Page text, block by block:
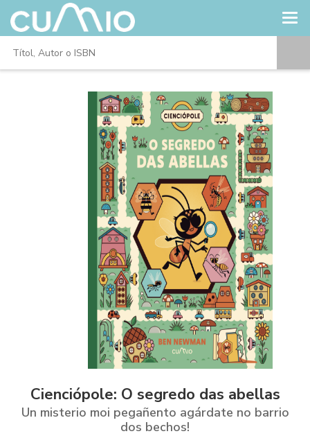
Cienciópole: O segredo das abellas
Un misterio moi pegañento agárdate no barrio
dos bechos!